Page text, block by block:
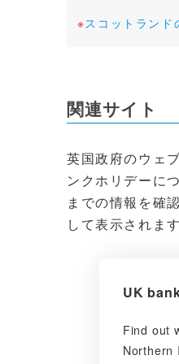
※スコットランド
関連サイト
英国政府のウェ
ンクホリデーに
までの情報を確
して表示されま
UK
Find out
Northern